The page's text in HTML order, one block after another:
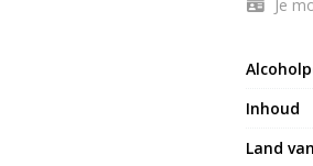
Je
Inhoud
Land